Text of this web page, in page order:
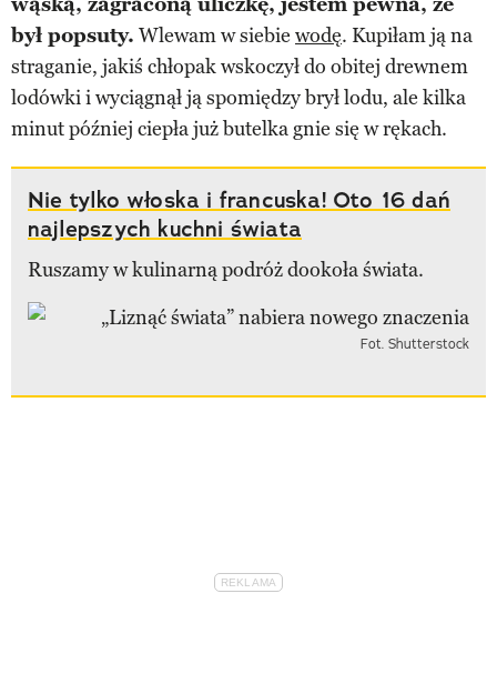
był popsuty. Wlewam w siebie wodę. Kupiłam ją na
straganie, jakiś chłopak wskoczył do obitej drewnem
lodówki i wyciągnął ją spomiędzy brył lodu, ale kilka
minut później ciepła już butelka gnie się w rękach.
Nie tylko włoska i francuska! Oto 16 dań
najlepszych kuchni świata
Ruszamy w kulinarną podróż dookoła świata.
Fot. Shutterstock